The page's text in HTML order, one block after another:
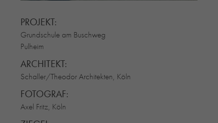
ÜBER UNS
BLOG
PROJEKT:
Grundschule am Buschweg
Pulheim
ARCHITEKT:
Schaller/Theodor Architekten, Köln
FOTOGRAF:
Axel Fritz, Köln